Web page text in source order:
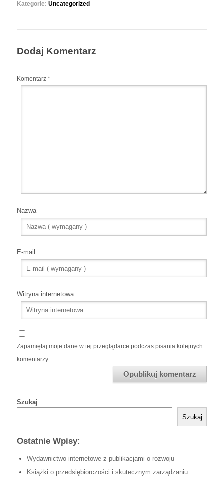
Kategorie: Uncategorized
Dodaj Komentarz
Komentarz *
Nazwa
E-mail
Witryna internetowa
Zapamiętaj moje dane w tej przeglądarce podczas pisania kolejnych
komentarzy.
Szukaj
Szukaj
Ostatnie Wpisy:
Wydawnictwo internetowe z publikacjami o rozwoju
Książki o przedsiębiorczości i skutecznym zarządzaniu